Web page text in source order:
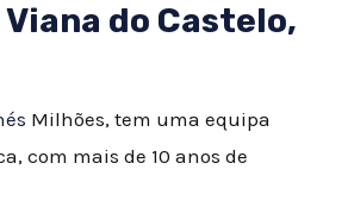
do Castelo,
Milhões, tem uma equipa
com mais de 10 anos de